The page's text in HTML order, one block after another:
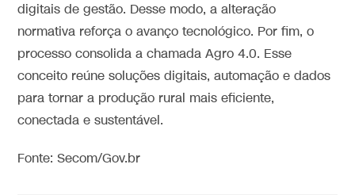
digitais de gestão. Desse modo, a alteração
normativa reforça o avanço tecnológico. Por fim, o
processo consolida a chamada Agro 4.0. Esse
conceito reúne soluções digitais, automação e dados
para tornar a produção rural mais eficiente,
conectada e sustentável.
Fonte: Secom/Gov.br